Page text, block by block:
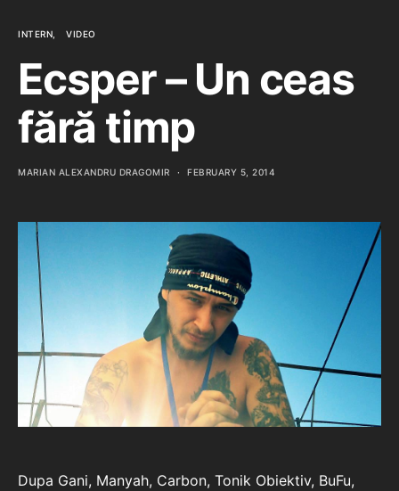
INTERN VIDEO
Ecsper – Un ceas
fără timp
MARIAN ALEXANDRU DRAGOMIR FEBRUARY 5, 2014
Dupa Gani, Manyah, Carbon, Tonik Obiektiv, BuFu,